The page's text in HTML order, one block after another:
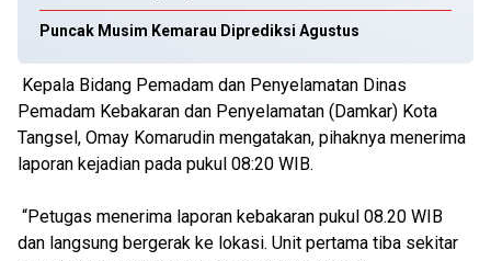
Puncak Musim Kemarau Diprediksi Agustus
Kepala Bidang Pemadam dan Penyelamatan Dinas
Pemadam Kebakaran dan Penyelamatan (Damkar) Kota
Tangsel, Omay Komarudin mengatakan, pihaknya menerima
laporan kejadian pada pukul 08:20 WIB.
“Petugas menerima laporan kebakaran pukul 08.20 WIB
dan langsung bergerak ke lokasi. Unit pertama tiba sekitar